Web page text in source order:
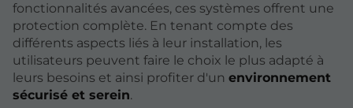
fonctionnalités avancées, ces systèmes offrent une
protection complète. En tenant compte des
différents aspects liés à leur installation, les
utilisateurs peuvent faire le choix le plus adapté à
leurs besoins et ainsi profiter d'un environnement
sécurisé et serein.